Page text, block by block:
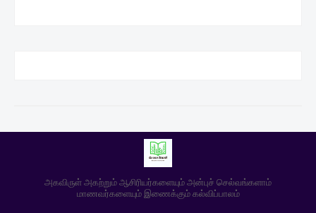
அகவிருள் அகற்றும் ஆசிரியர்களையும் அன்புச் செல்வங்களாம்
மாணவர்களையும் இணைக்கும் கல்விப்பாலம்